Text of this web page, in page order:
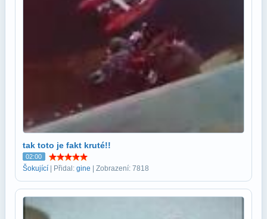
tak toto je fakt kruté!!
02:00
Šokující | Přidal: gine | Zobrazení: 7818